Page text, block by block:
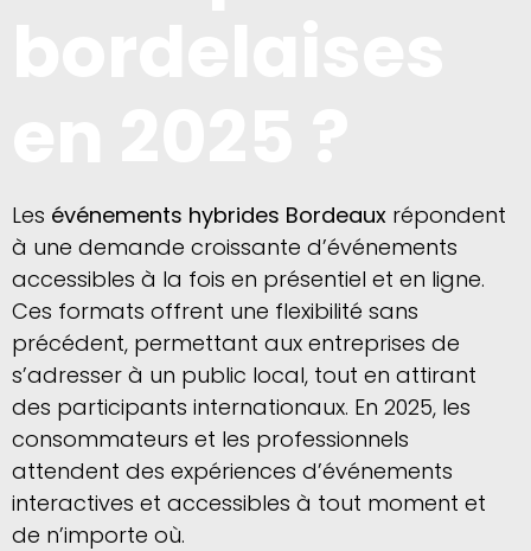
Les événements hybrides Bordeaux répondent
à une demande croissante d’événements
accessibles à la fois en présentiel et en ligne.
Ces formats offrent une flexibilité sans
précédent, permettant aux entreprises de
s’adresser à un public local, tout en attirant
des participants internationaux. En 2025, les
consommateurs et les professionnels
attendent des expériences d’événements
interactives et accessibles à tout moment et
de n’importe où.